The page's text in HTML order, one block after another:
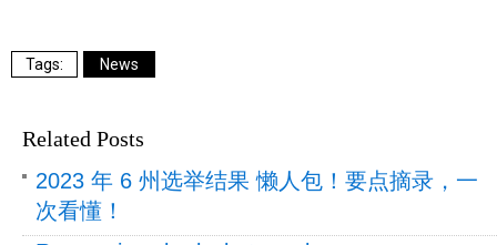
News
Related Posts
2023 年 6 州选举结果 懒人包！要点摘录，一
次看懂！